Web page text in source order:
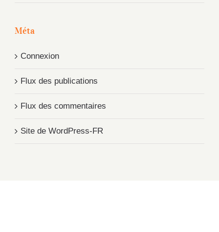
Méta
Connexion
Flux des publications
Flux des commentaires
Site de WordPress-FR